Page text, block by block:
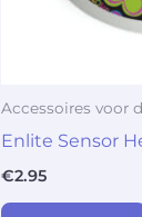
Accessoires voor
Enlite Sensor
€2.95